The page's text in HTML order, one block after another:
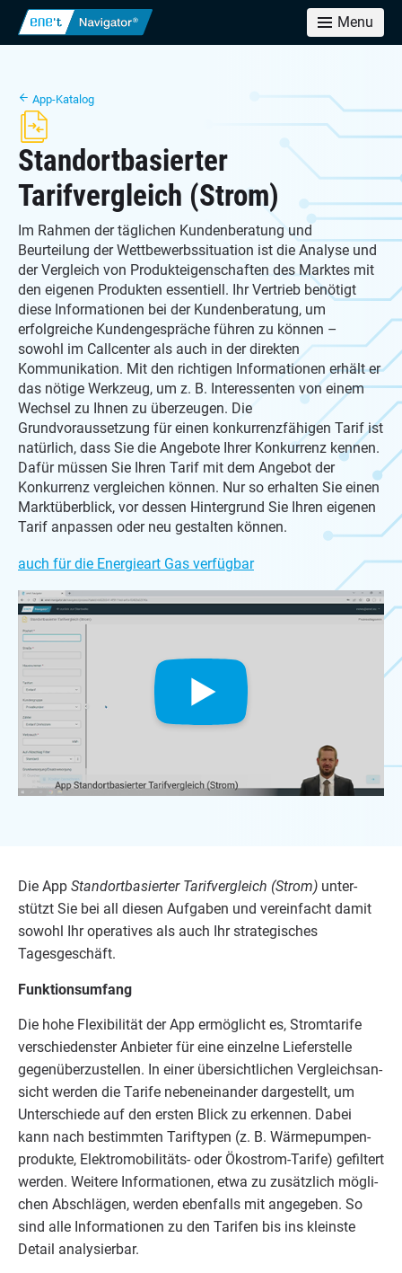
Menu
App-Katalog
Standortbasierter
Tarifvergleich (Strom)
Im Rahmen der täglichen Kundenberatung und
Beurteilung der Wettbewerbssituation ist die Analyse und
der Vergleich von Produkteigenschaften des Marktes mit
den eigenen Produkten essentiell. Ihr Vertrieb benötigt
diese Informationen bei der Kundenberatung, um
erfolgreiche Kundengespräche führen zu können –
sowohl im Callcenter als auch in der direkten
Kommunikation. Mit den richtigen Informationen erhält er
das nötige Werkzeug, um z. B. Interessenten von einem
Wechsel zu Ihnen zu überzeugen. Die
Grundvoraussetzung für einen konkurrenzfähigen Tarif ist
natürlich, dass Sie die Angebote Ihrer Konkurrenz kennen.
Dafür müssen Sie Ihren Tarif mit dem Angebot der
Konkurrenz vergleichen können. Nur so erhalten Sie einen
Marktüberblick, vor dessen Hintergrund Sie Ihren eigenen
Tarif anpassen oder neu gestalten können.
auch für die Energieart Gas verfügbar
Die App Stand­ort­ba­sier­ter Tarif­ver­gleich (Strom) unter­
stützt Sie bei all die­sen Auf­ga­ben und ver­ein­facht damit
sowohl Ihr ope­ra­ti­ves als auch Ihr stra­te­gi­sches
Tagesgeschäft.
Funk­ti­ons­um­fang
Die hohe Fle­xi­bi­li­tät der App ermög­licht es, Strom­ta­ri­fe
ver­schie­dens­ter Anbie­ter für eine ein­zel­ne Lie­fer­stel­le
gegen­über­zu­stel­len. In einer über­sicht­li­chen Ver­gleichs­an­
sicht wer­den die Tari­fe neben­ein­an­der dar­ge­stellt, um
Unter­schie­de auf den ers­ten Blick zu erken­nen. Dabei
kann nach bestimm­ten Tarif­ty­pen (z. B. Wär­me­pum­pen­
pro­duk­te, Ele­k­­­tro­­­mo­­­bi­­­li­­­täts- oder Öko­strom-Tari­fe) gefil­tert
wer­den. Wei­te­re Infor­ma­tio­nen, etwa zu zusätz­lich mög­li­
chen Abschlä­gen, wer­den eben­falls mit ange­ge­ben. So
sind alle Infor­ma­tio­nen zu den Tari­fen bis ins kleins­te
Detail analysierbar.